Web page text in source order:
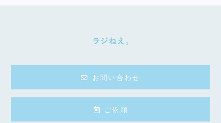
お問い合わせ
ご依頼